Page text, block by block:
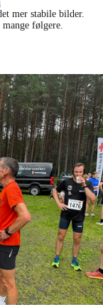
mer stabile bilder.
følgere.